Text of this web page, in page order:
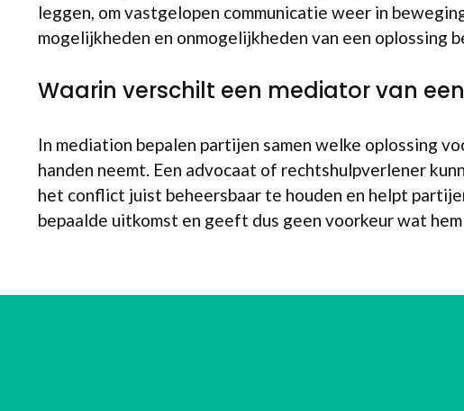
leggen, om vastgelopen communicatie weer in
mogelijkheden en onmogelijkheden van een oplossing
Waarin verschilt een mediator van
In mediation bepalen partijen samen welke oplossing
handen neemt. Een advocaat of rechtshulpverlener
het conflict juist beheersbaar te houden en helpt
bepaalde uitkomst en geeft dus geen voorkeur wat